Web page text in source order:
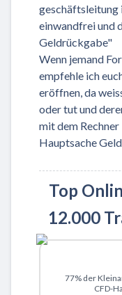
einwandfrei und
Geldrückgabe"
Wenn jemand
empfehle ich
eröffnen, da
oder tut und
mit dem
Hauptsache
Top
12.000
77% der
CFD-